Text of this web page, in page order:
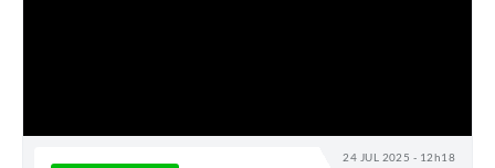
24 JUL 2025 - 12h18